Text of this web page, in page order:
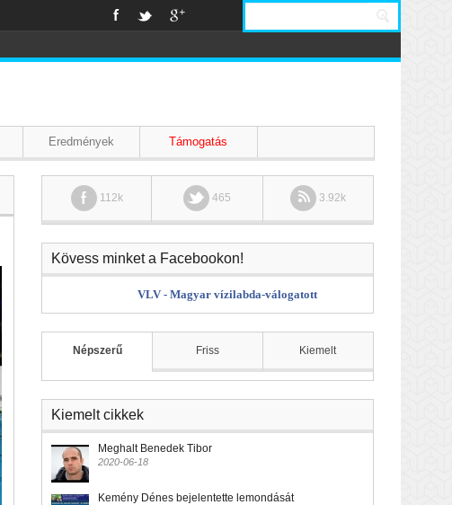
Eredmények Támogatás
112k 465 3.92k
Kövess minket a Facebookon!
VLV - Magyar vízilabda-válogatott
Népszerű Friss Kiemelt
Kiemelt cikkek
Meghalt Benedek Tibor
2020-06-18
Kemény Dénes bejelentette lemondását